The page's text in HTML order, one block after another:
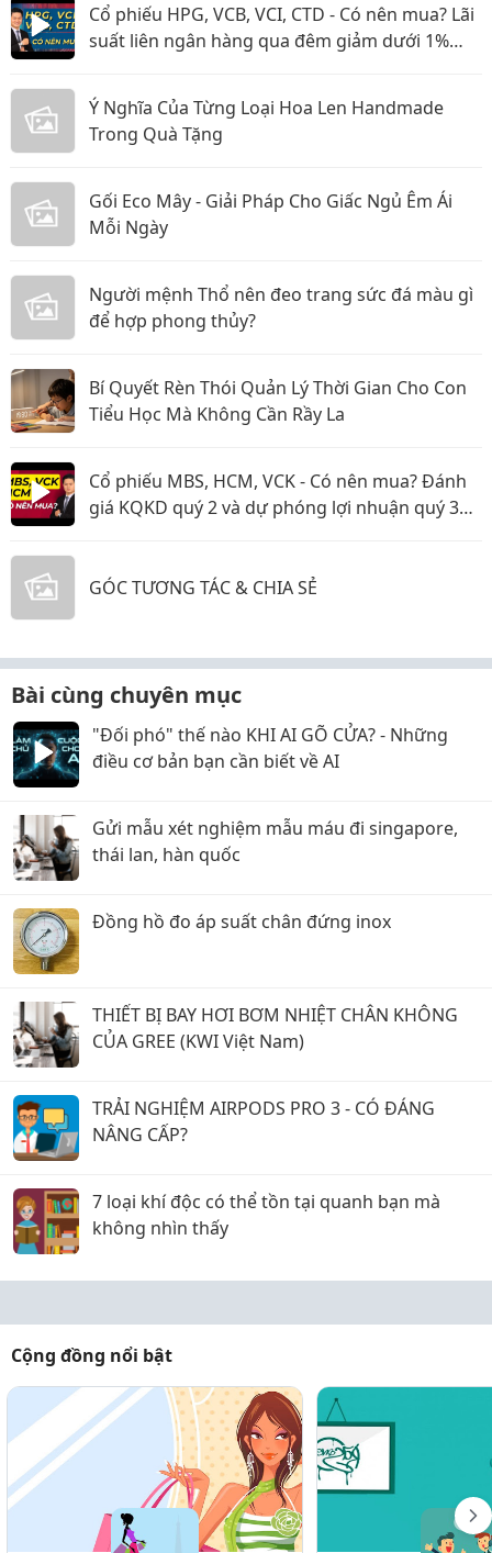
Cổ phiếu HPG, VCB, VCI, CTD - Có nên mua? Lãi
suất liên ngân hàng qua đêm giảm dưới 1%
Ý Nghĩa Của Từng Loại Hoa Len Handmade
Trong Quà Tặng
Gối Eco Mây - Giải Pháp Cho Giấc Ngủ Êm Ái
Mỗi Ngày
Người mệnh Thổ nên đeo trang sức đá màu gì
để hợp phong thủy?
Bí Quyết Rèn Thói Quản Lý Thời Gian Cho Con
Tiểu Học Mà Không Cần Rầy La
Cổ phiếu MBS, HCM, VCK - Có nên mua? Đánh
giá KQKD quý 2 và dự phóng lợi nhuận quý 3
GÓC TƯƠNG TÁC & CHIA SẺ
Bài cùng chuyên mục
"Đối phó" thế nào KHI AI GÕ CỬA? - Những
điều cơ bản bạn cần biết về AI
Gửi mẫu xét nghiệm mẫu máu đi singapore,
thái lan, hàn quốc
Đồng hồ đo áp suất chân đứng inox
THIẾT BỊ BAY HƠI BƠM NHIỆT CHÂN KHÔNG
CỦA GREE (KWI Việt Nam)
TRẢI NGHIỆM AIRPODS PRO 3 - CÓ ĐÁNG
NÂNG CẤP?
7 loại khí độc có thể tồn tại quanh bạn mà
không nhìn thấy
Cộng đồng nổi bật